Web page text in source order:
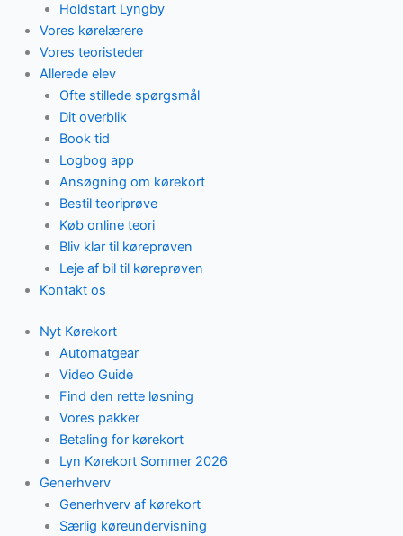
Holdstart Lyngby
Vores kørelærere
Vores teoristeder
Allerede elev
Ofte stillede spørgsmål
Dit overblik
Book tid
Logbog app
Ansøgning om kørekort
Bestil teoriprøve
Køb online teori
Bliv klar til køreprøven
Leje af bil til køreprøven
Kontakt os
Nyt Kørekort
Automatgear
Video Guide
Find den rette løsning
Vores pakker
Betaling for kørekort
Lyn Kørekort Sommer 2026
Generhverv
Generhverv af kørekort
Særlig køreundervisning